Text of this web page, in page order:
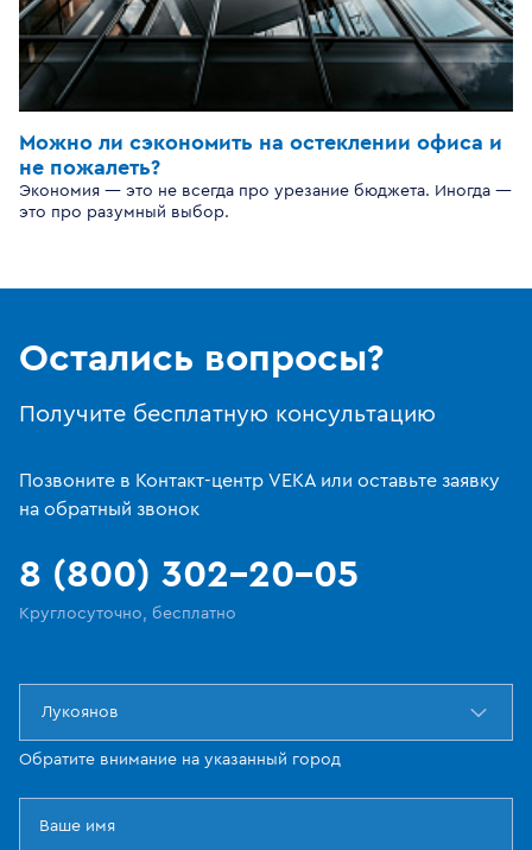
Можно ли сэкономить на остеклении офиса и
не пожалеть?
Экономия — это не всегда про урезание бюджета. Иногда —
это про разумный выбор.
Остались вопросы?
Получите бесплатную консультацию
Позвоните в Контакт-центр VEKA или оставьте заявку
на обратный звонок
8 (800) 302-20-05
Круглосуточно, бесплатно
Лукоянов
Обратите внимание на указанный город